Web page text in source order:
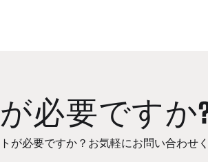
必要ですか
が必要ですか？お気軽にお問い合わせく